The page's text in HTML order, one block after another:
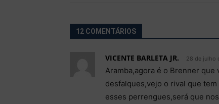
12 COMENTÁRIOS
VICENTE BARLETA JR. 28 de julho
Aramba,agora é o Brenner que
desfalques,vejo o rival que
esses perrengues,será que